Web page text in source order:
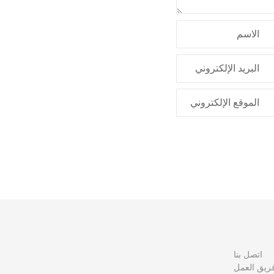
الاسم
البريد الإلكتروني
الموقع الإلكتروني
اتصل بنا
العمل